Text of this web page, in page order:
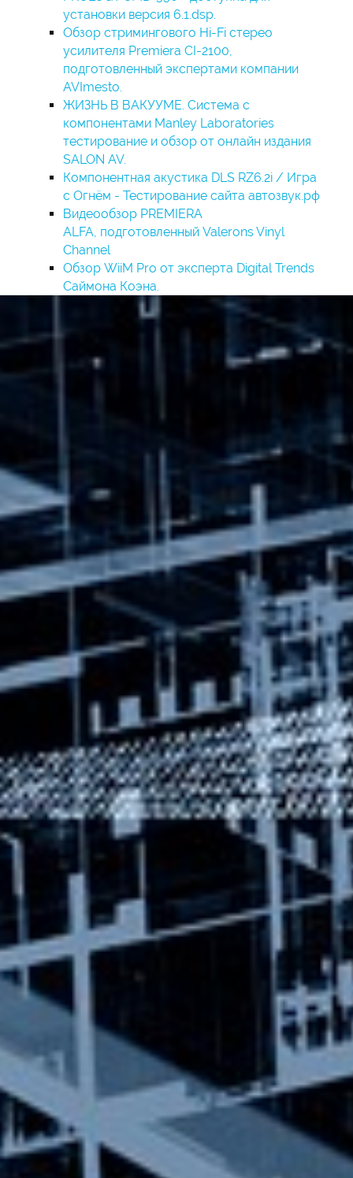
установки версия 6.1.dsp.
Обзор стримингового Hi-Fi стерео
усилителя Premiera CI-2100,
подготовленный экспертами компании
AVImesto.
ЖИЗНЬ В ВАКУУМЕ. Система с
компонентами Manley Laboratories
тестирование и обзор от онлайн издания
SALON AV.
Компонентная акустика DLS RZ6.2i / Игра
с Огнём - Тестирование сайта автозвук.рф
Видеообзор PREMIERA
ALFA, подготовленный Valerons Vinyl
Channel
Обзор WiiM Pro от эксперта Digital Trends
Саймона Коэна.